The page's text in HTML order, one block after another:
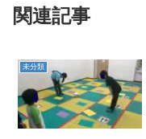
関連記事
未分類